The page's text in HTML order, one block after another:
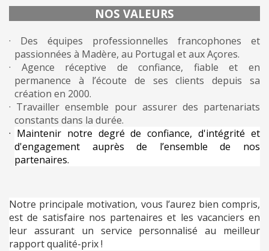
NOS VALEURS
· Des équipes professionnelles francophones et
passionnées à Madère, au Portugal et aux Açores.
· Agence réceptive de confiance, fiable et en
permanence à l’écoute de ses clients depuis sa
création en 2000.
· Travailler ensemble pour assurer des partenariats
constants dans la durée.
· Maintenir notre degré de confiance, d'intégrité et
d'engagement auprès de l’ensemble de nos
partenaires.
Notre principale motivation, vous l’aurez bien compris,
est de satisfaire nos partenaires et les vacanciers en
leur assurant un service personnalisé au meilleur
rapport qualité-prix !